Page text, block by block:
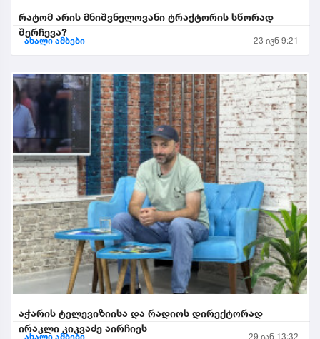
რატომ არის მნიშვნელოვანი ტრაქტორის სწორად
შერჩევა?
ახალი ამბები 23 ივნ 9:21
აჭარის ტელევიზიისა და რადიოს დირექტორად
ირაკლი კიკვაძე აირჩიეს
ახალი ამბები 29 იან 13:32